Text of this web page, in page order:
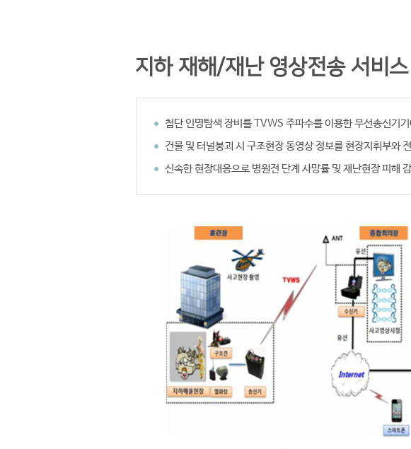
지하 재해/재난 영상전송 서비스
첨단 인명탐색 장비를 TVWS 주파수를 이용한 무선송신기
건물 및 터널붕괴 시 구조현장 동영상 정보를 현장지휘부와
신속한 현장대응으로 병원전 단계 사망률 및 재난현장 피해